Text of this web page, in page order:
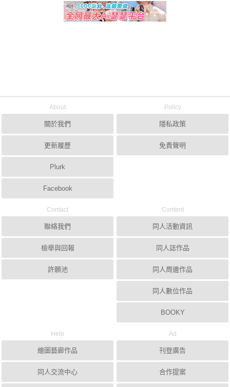
About
關於我們
更新履歷
Plurk
Facebook
Policy
隱私政策
免責聲明
Contact
聯絡我們
檢舉與回報
許願池
Content
同人活動資訊
同人誌作品
同人周邊作品
同人數位作品
BOOKY
Help
繪圖藝廊作品
同人交流中心
Ad
刊登廣告
合作提案